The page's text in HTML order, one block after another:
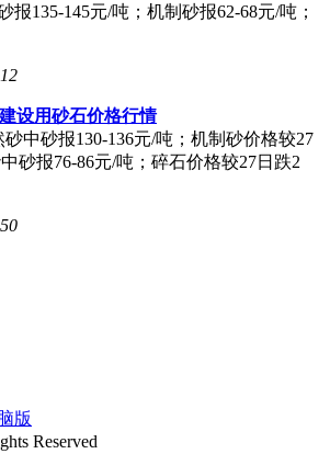
报135-145元/吨；机制砂报62-68元/吨；
设用砂石价格行情
中砂报130-136元/吨；机制砂价格较27
砂报76-86元/吨；碎石价格较27日跌2
版
Reserved